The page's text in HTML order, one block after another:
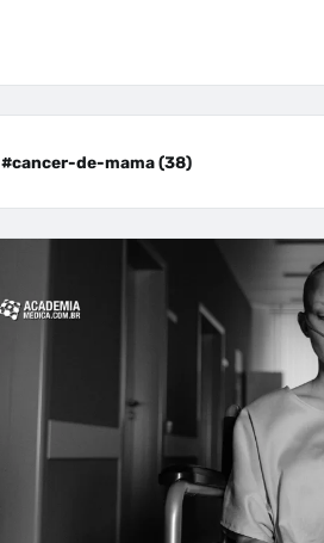
#cancer-de-mama (38)